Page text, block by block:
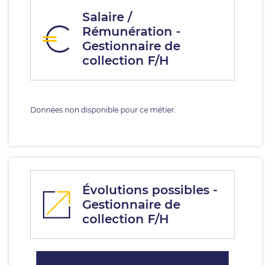
Salaire /
Rémunération -
Gestionnaire de
collection F/H
Données non disponible pour ce métier.
Évolutions possibles -
Gestionnaire de
collection F/H